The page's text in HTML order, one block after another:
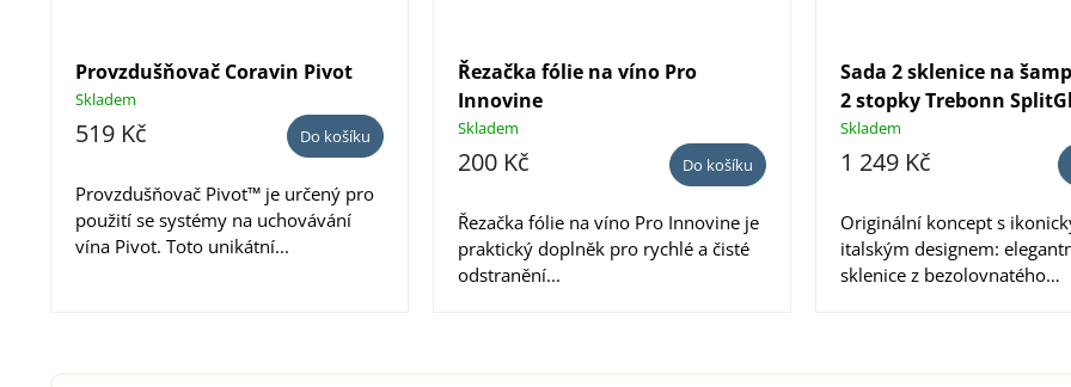
Provzdušňovač Coravin Pivot
Skladem
519 Kč Do košíku
Provzdušňovač Pivot™ je určený pro
použití se systémy na uchovávání
vína Pivot. Toto unikátní...
Řezačka fólie na víno Pro
Innovine
Skladem
200 Kč Do košíku
Řezačka fólie na víno Pro Innovine je
praktický doplněk pro rychlé a čisté
odstranění...
Sada 2 sklenice na
2 stopky Trebonn
ks
Skladem
1 249 Kč
Originální koncept s
italským designem:
sklenice z bezolovnatého